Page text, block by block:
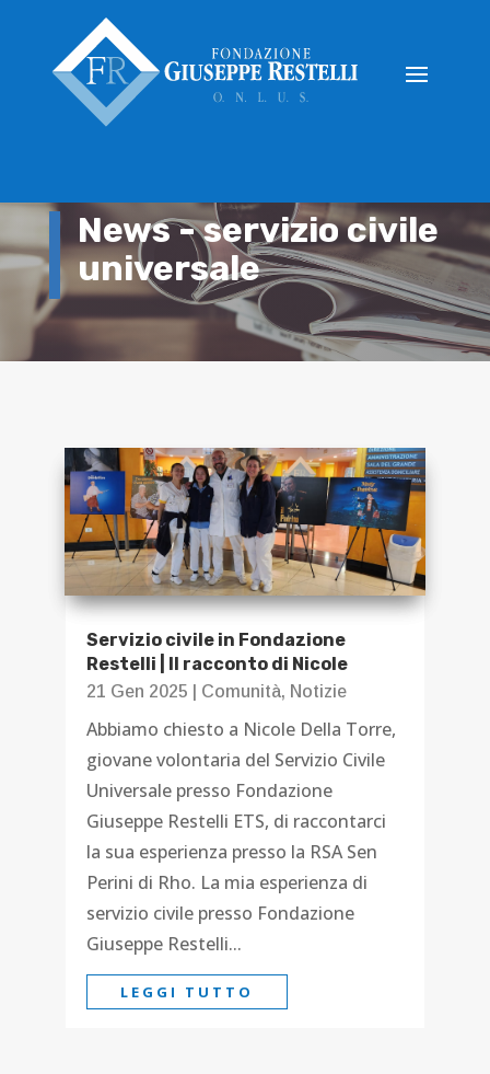
News - servizio civile
universale
Servizio civile in Fondazione
Restelli | Il racconto di Nicole
21 Gen 2025 Comunità, Notizie
Abbiamo chiesto a Nicole Della Torre,
giovane volontaria del Servizio Civile
Universale presso Fondazione
Giuseppe Restelli ETS, di raccontarci
la sua esperienza presso la RSA Sen
Perini di Rho. La mia esperienza di
servizio civile presso Fondazione
Giuseppe Restelli...
LEGGI TUTTO